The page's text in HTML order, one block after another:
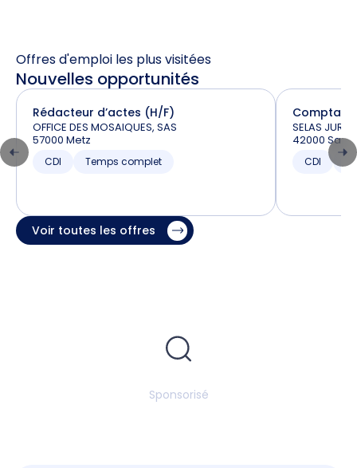
Offres d'emploi les plus visitées
Nouvelles opportunités
Rédacteur d’actes (H/F)
OFFICE DES MOSAIQUES, SAS
57000 Metz
CDI Temps complet
SELAS
42000
CDI
Voir toutes les offres
Sponsorisé